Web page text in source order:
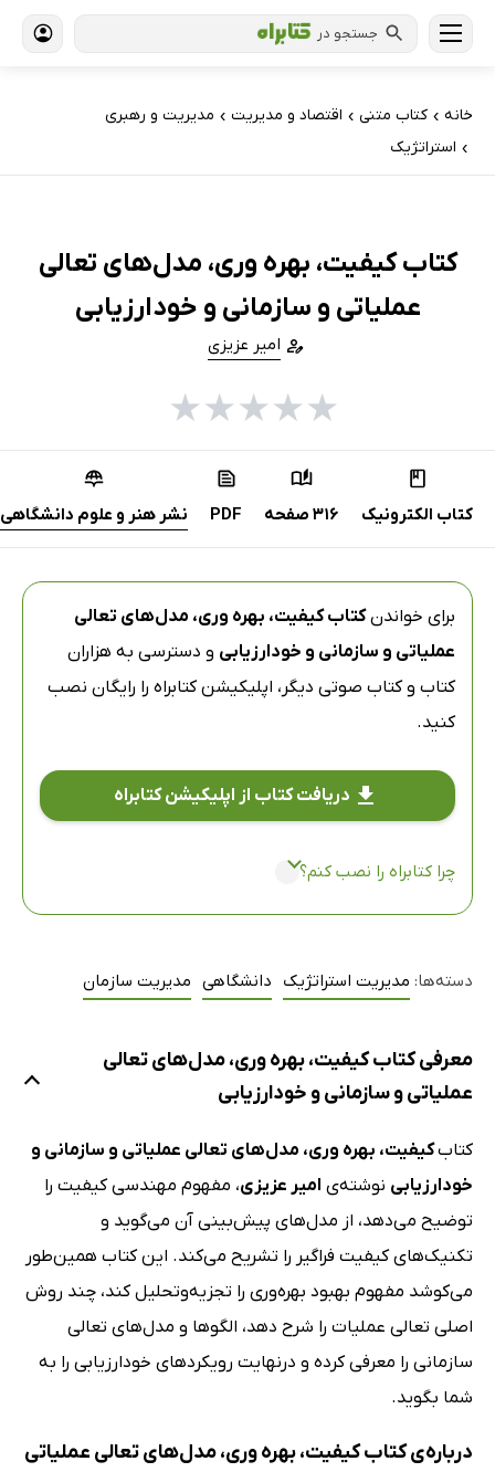
جستجو در
خانه › کتاب‌ متنی › اقتصاد و مدیریت › مدیریت و رهبری
› استراتژیک
کتاب کیفیت، بهره وری، مدل‌های تعالی
عملیاتی و سازمانی و خودارزیابی
امیر عزیزی
★
★
★
★
★
کتاب الکترونیک 316 صفحه PDF نشر هنر و علوم دانشگاهی
برای خواندنکتاب کیفیت، بهره وری، مدل‌های تعالی
عملیاتی و سازمانی و خودارزیابی و دسترسی به هزاران
کتاب و کتاب صوتی دیگر، اپلیکیشن کتابراه را رایگان نصب
کنید.
دریافت کتاب از اپلیکیشن کتابراه
چرا کتابراه را نصب کنم؟
دسته‌ها: مدیریت استراتژیک دانشگاهی مدیریت سازمان
معرفی کتاب کیفیت، بهره وری، مدل‌های تعالی
عملیاتی و سازمانی و خودارزیابی
کتابکیفیت، بهره وری، مدل‌های تعالی عملیاتی و سازمانی و
خودارزیابی نوشته‌ی امیر عزیزی، مفهوم مهندسی کیفیت را
توضیح می‌دهد، از مدل‌های پیش‌بینی آن می‌گوید و
تکنیک‌های کیفیت فراگیر را تشریح می‌کند. این کتاب همین‌طور
می‌کوشد مفهوم بهبود بهره‌وری را تجزیه‌وتحلیل کند، چند روش
اصلی تعالی عملیات را شرح دهد، الگوها و مدل‌های تعالی
سازمانی را معرفی کرده و درنهایت رویکردهای خودارزیابی را به
شما بگوید.
درباره‌ی کتاب کیفیت، بهره وری، مدل‌های تعالی عملیاتی